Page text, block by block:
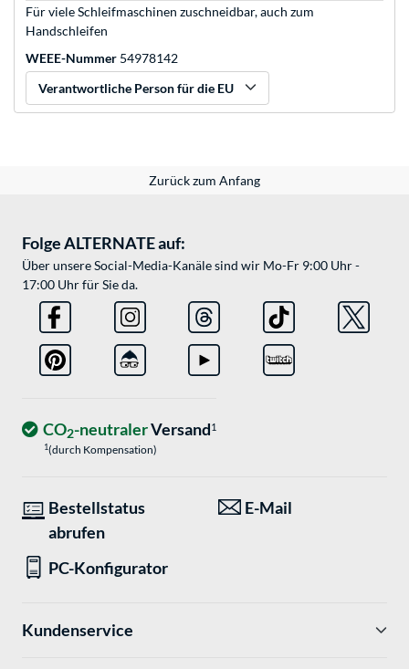
Für viele Schleifmaschinen zuschneidbar, auch zum
Handschleifen
WEEE-Nummer 54978142
Verantwortliche Person für die EU
Zurück zum Anfang
Folge ALTERNATE auf:
Über unsere Social-Media-Kanäle sind wir Mo-Fr 9:00 Uhr -
17:00 Uhr für Sie da.
CO2-neutralerVersand1
1(durch Kompensation)
Bestellstatus
abrufen
E-Mail
PC-Konfigurator
Kundenservice